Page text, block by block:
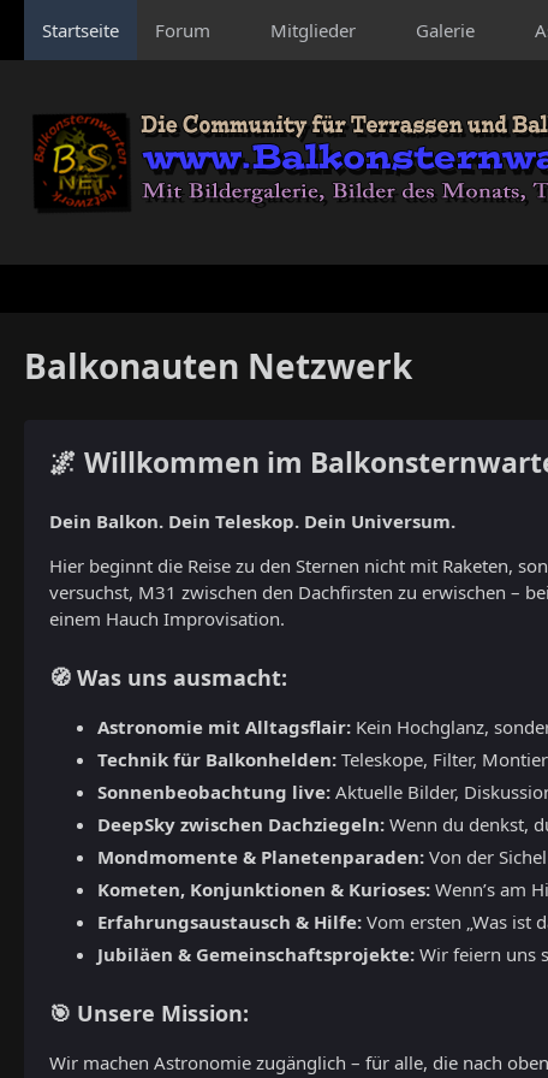
Startseite Forum Mitglieder Galerie
Balkonauten Netzwerk
🌌 Willkommen im
Dein Balkon. Dein Teleskop. Dein Universum.
Hier beginnt die Reise zu den Sternen nicht mit Raketen,
versuchst, M31 zwischen den Dachfirsten zu erwischen –
einem Hauch Improvisation.
🧭 Was uns ausmacht:
Astronomie mit Alltagsflair: Kein Hochglanz,
Technik für Balkonhelden: Teleskope, Filter,
Sonnenbeobachtung live: Aktuelle Bilder,
DeepSky zwischen Dachziegeln: Wenn du denkst,
Mondmomente & Planetenparaden: Von der
Kometen, Konjunktionen & Kurioses: Wenn’s am
Erfahrungsaustausch & Hilfe: Vom ersten „Was ist
Jubiläen & Gemeinschaftsprojekte: Wir feiern uns
🎯 Unsere Mission:
Wir machen Astronomie zugänglich – für alle, die nach